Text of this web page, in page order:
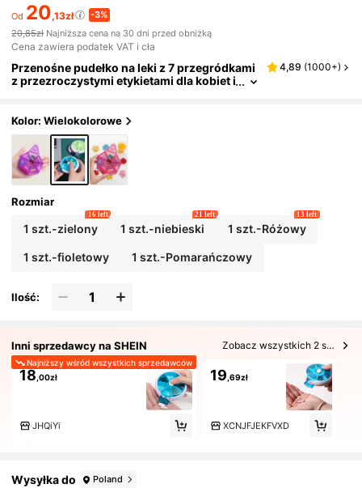
Od 20,13zł
-3%
20,85zł Najniższa cena na 30 dni przed obniżką
Cena zawiera podatek VAT i cła
Przenośne pudełko na leki z 7 przegródkami
z przezroczystymi etykietami dla kobiet i
nątrz, niezbędne akcesorium podróżne
4,89 (1000+)
Kolor: Wielokolorowe
Rozmiar
1 szt.-zielony
16 left
1 szt.-niebieski
21 left
1 szt.-Różowy
13 left
1 szt.-fioletowy 1 szt.-Pomarańczowy
Ilość:
Inni sprzedawcy na SHEIN Zobacz wszystkich 2 sprzedających
Najniższy wśród wszystkich sprzedawców
18,00zł
JHQiYi
19,69zł
XCNJFJEKFVXD
Wysyłka do Poland